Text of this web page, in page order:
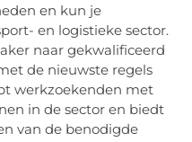
en kun je
en logistieke sector.
naar gekwalificeerd
de nieuwste regels
werkzoekenden met
in de sector en biedt
van de benodigde